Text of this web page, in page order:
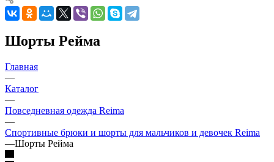
Шорты Рейма
Главная
—
Каталог
—
Повседневная одежда Reima
—
Спортивные брюки и шорты для мальчиков и девочек Reima
—Шорты Рейма